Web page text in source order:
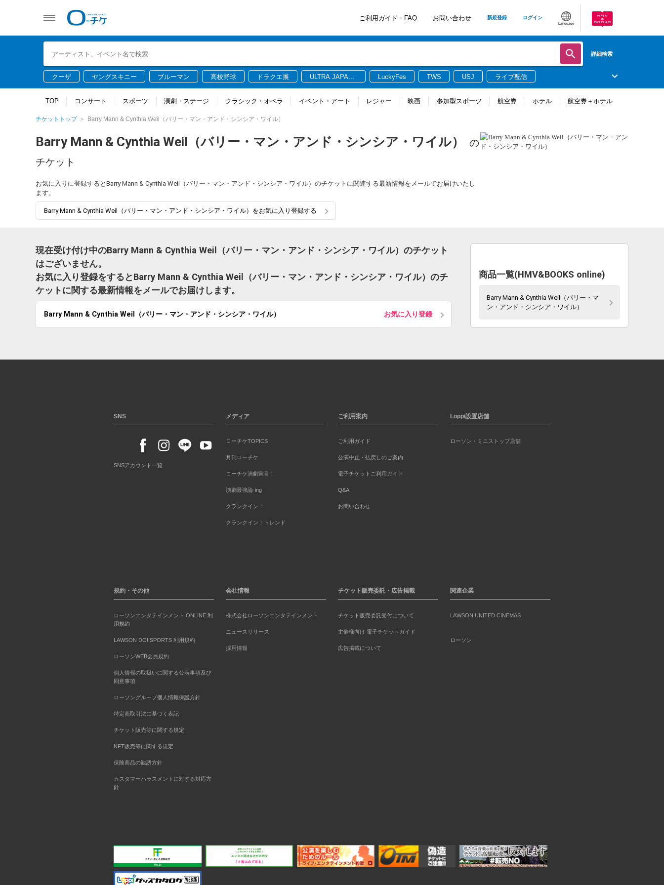
ご利用ガイド・FAQ お問い合わせ 新規登録 ログイン
Language
詳細検索
クーザ ヤングスキニー ブルーマン 高校野球 ドラクエ展
ULTRA JAPAN
LuckyFes TWS USJ ライブ配信
TOP コンサート スポーツ 演劇・ステージ クラシック・オペラ イベント・アート レジャー 映画 参加型スポーツ 航空券 ホテル 航空券＋ホテル
チケットトップ Barry Mann & Cynthia Weil（バリー・マン・アンド・シンシア・ワイル）
Barry Mann & Cynthia Weil（バリー・マン・アンド・シンシア・ワイル）
の
チケット
お気に入りに登録するとBarry Mann & Cynthia Weil（バリー・マン・アンド・シンシア・ワイル）のチケットに関連する最新情報をメールでお届けいたし
ます。
Barry Mann & Cynthia Weil（バリー・マン・アンド・シンシア・ワイル）をお気に入り登録する
現在受け付け中のBarry Mann & Cynthia Weil（バリー・マン・アンド・シンシア・ワイル）のチケット
はございません。
お気に入り登録をするとBarry Mann & Cynthia Weil（バリー・マン・アンド・シンシア・ワイル）のチ
ケットに関する最新情報をメールでお届けします。
Barry Mann & Cynthia Weil（バリー・マン・アンド・シンシア・ワイル） お気に入り登録
商品一覧(HMV&BOOKS online)
Barry Mann & Cynthia Weil（バリー・マ
ン・アンド・シンシア・ワイル）
SNS
SNSアカウント一覧
メディア
ローチケTOPICS
月刊ローチケ
ローチケ演劇宣言！
演劇最強論-ing
クランクイン！
クランクイン！トレンド
ご利用案内
ご利用ガイド
公演中止・払戻しのご案内
電子チケットご利用ガイド
Q&A
お問い合わせ
Loppi設置店舗
ローソン・ミニストップ店舗
規約・その他
ローソンエンタテインメント ONLINE 利
用規約
LAWSON DO! SPORTS 利用規約
ローソンWEB会員規約
個人情報の取扱いに関する公表事項及び
同意事項
ローソングループ個人情報保護方針
特定商取引法に基づく表記
チケット販売等に関する規定
NFT販売等に関する規定
保険商品の勧誘方針
カスタマーハラスメントに対する対応方
針
会社情報
株式会社ローソンエンタテインメント
ニュースリリース
採用情報
チケット販売委託・広告掲載
チケット販売委託受付について
主催様向け 電子チケットガイド
広告掲載について
関連企業
LAWSON UNITED CINEMAS
ローソン